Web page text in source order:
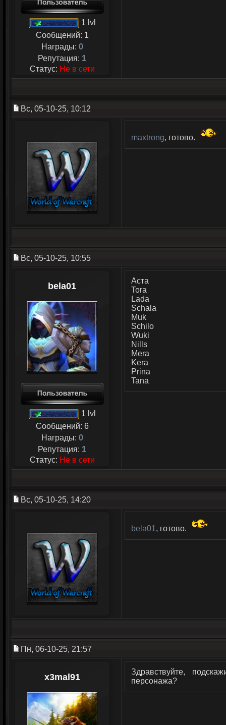
1 lvl
Сообщений: 1
Награды: 0
Репутация: 1
Статус: Не в сети
Вс, 05-10-25, 10:12
maxtrong, готово.
Вс, 05-10-25, 10:55
bela01
1 lvl
Сообщений: 6
Награды: 0
Репутация: 1
Статус: Не в сети
Аста
Tora
Lada
Schala
Muk
Schilo
Wuki
Nills
Mera
Kera
Prina
Tana
Вс, 05-10-25, 14:20
bela01 , готово.
Пн, 06-10-25, 21:57
x3mal91
Здравствуйте,
персонажа?